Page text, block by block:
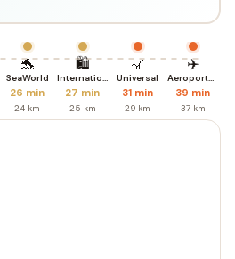
🐬
SeaWorld
26 min
24 km
🛍️
International Dr.
27 min
25 km
🎢
Universal
31 min
29 km
✈️
Aeroporto MCO
39 min
37 km